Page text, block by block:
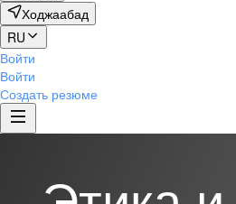
Ходжаабад
RU
Войти
Войти
Создать резюме